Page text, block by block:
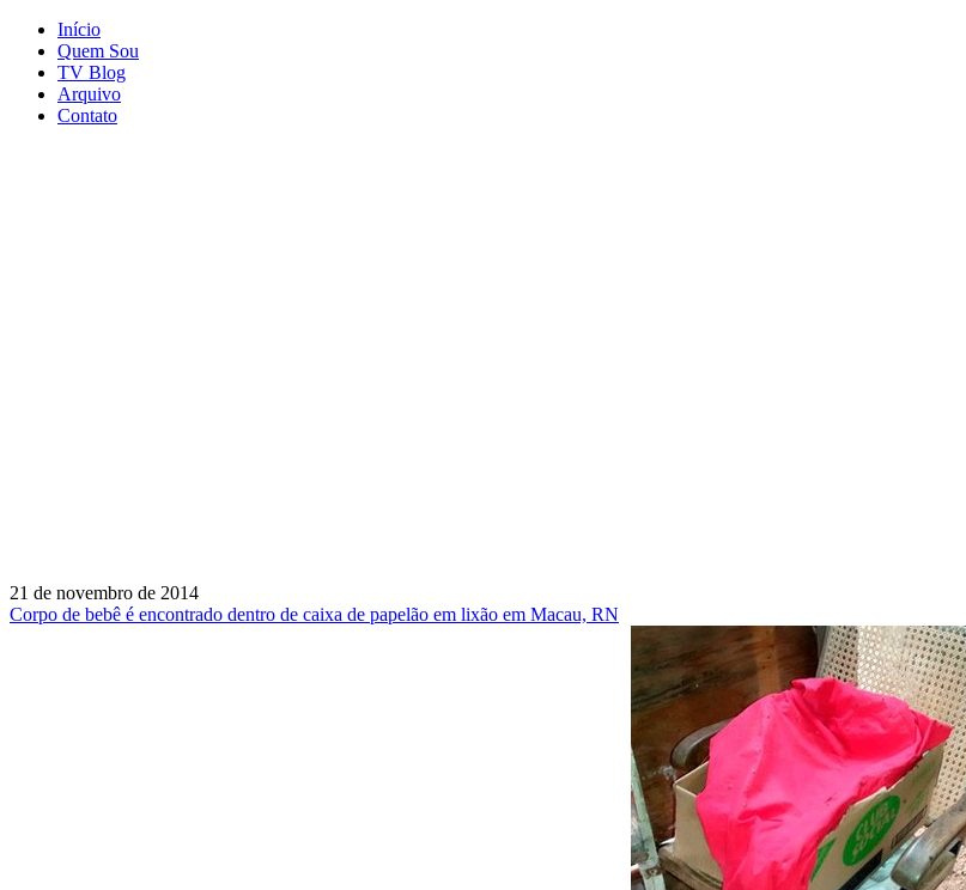
Início
Quem Sou
TV Blog
Arquivo
Contato
21 de novembro de 2014
Corpo de bebê é encontrado dentro de caixa de papelão em lixão em Macau, RN